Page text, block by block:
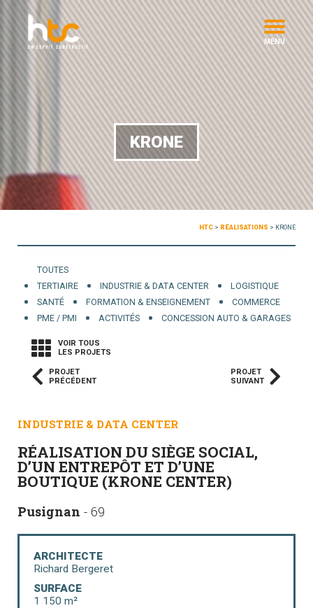
MENU
KRONE
HTC > RÉALISATIONS > KRONE
TOUTES
TERTIAIRE
INDUSTRIE & DATA CENTER
LOGISTIQUE
SANTÉ
FORMATION & ENSEIGNEMENT
COMMERCE
PME / PMI
ACTIVITÉS CONCESSION AUTO & GARAGES
VOIR TOUS
LES PROJETS
PROJET
PRÉCÉDENT
PROJET
SUIVANT
INDUSTRIE & DATA CENTER
RÉALISATION DU SIÈGE SOCIAL,
D’UN ENTREPÔT ET D’UNE
BOUTIQUE (KRONE CENTER)
Pusignan - 69
ARCHITECTE
Richard Bergeret
SURFACE
1 150 m²